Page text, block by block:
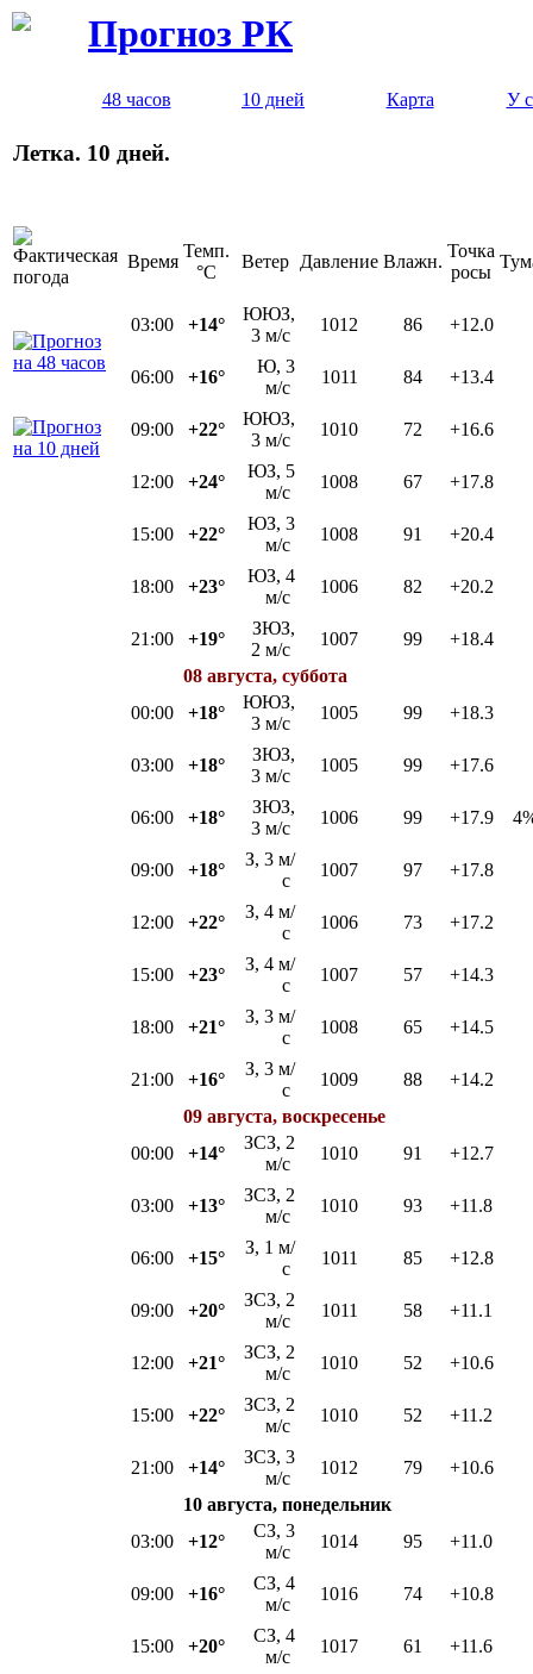
Прогноз РК
48 часов 10 дней Карта У
Летка. 10 дней.
Время
Темп.
°C
Ветер Давление Влажн.
Точка
росы
03:00 +14°
ЮЮЗ,
3 м/с
1012 86 +12.0
06:00 +16°
Ю, 3
м/с
1011 84 +13.4
09:00 +22°
ЮЮЗ,
3 м/с
1010 72 +16.6
12:00 +24°
ЮЗ, 5
м/с
1008 67 +17.8
15:00 +22°
ЮЗ, 3
м/с
1008 91 +20.4
18:00 +23°
ЮЗ, 4
м/с
1006 82 +20.2
21:00 +19°
ЗЮЗ,
2 м/с
1007 99
+18.4
08 августа, суббота
00:00
+18°
ЮЮЗ,
3 м/с
1005 99 +18.3
03:00 +18°
ЗЮЗ,
3 м/с
1005 99 +17.6
06:00 +18°
ЗЮЗ,
3 м/с
1006 99 +17.9
09:00 +18°
З, 3 м/
с
1007 97 +17.8
12:00 +22°
З, 4 м/
с
1006 73 +17.2
15:00 +23°
З, 4 м/
с
1007 57 +14.3
18:00 +21°
З, 3 м/
с
1008 65 +14.5
21:00 +16°
З, 3 м/
с
1009 88
+14.2
09 августа, воскресенье
00:00
+14°
ЗСЗ, 2
м/с
1010 91 +12.7
03:00 +13°
ЗСЗ, 2
м/с
1010 93 +11.8
06:00 +15°
З, 1 м/
с
1011 85 +12.8
09:00 +20°
ЗСЗ, 2
м/с
1011 58 +11.1
12:00 +21°
ЗСЗ, 2
м/с
1010 52 +10.6
15:00 +22°
ЗСЗ, 2
м/с
1010 52 +11.2
21:00 +14°
ЗСЗ, 3
м/с
1012 79
+10.6
10 августа, понедельник
03:00
+12°
СЗ, 3
м/с
1014 95 +11.0
09:00 +16°
СЗ, 4
м/с
1016 74 +10.8
15:00 +20°
СЗ, 4
м/с
1017 61 +11.6